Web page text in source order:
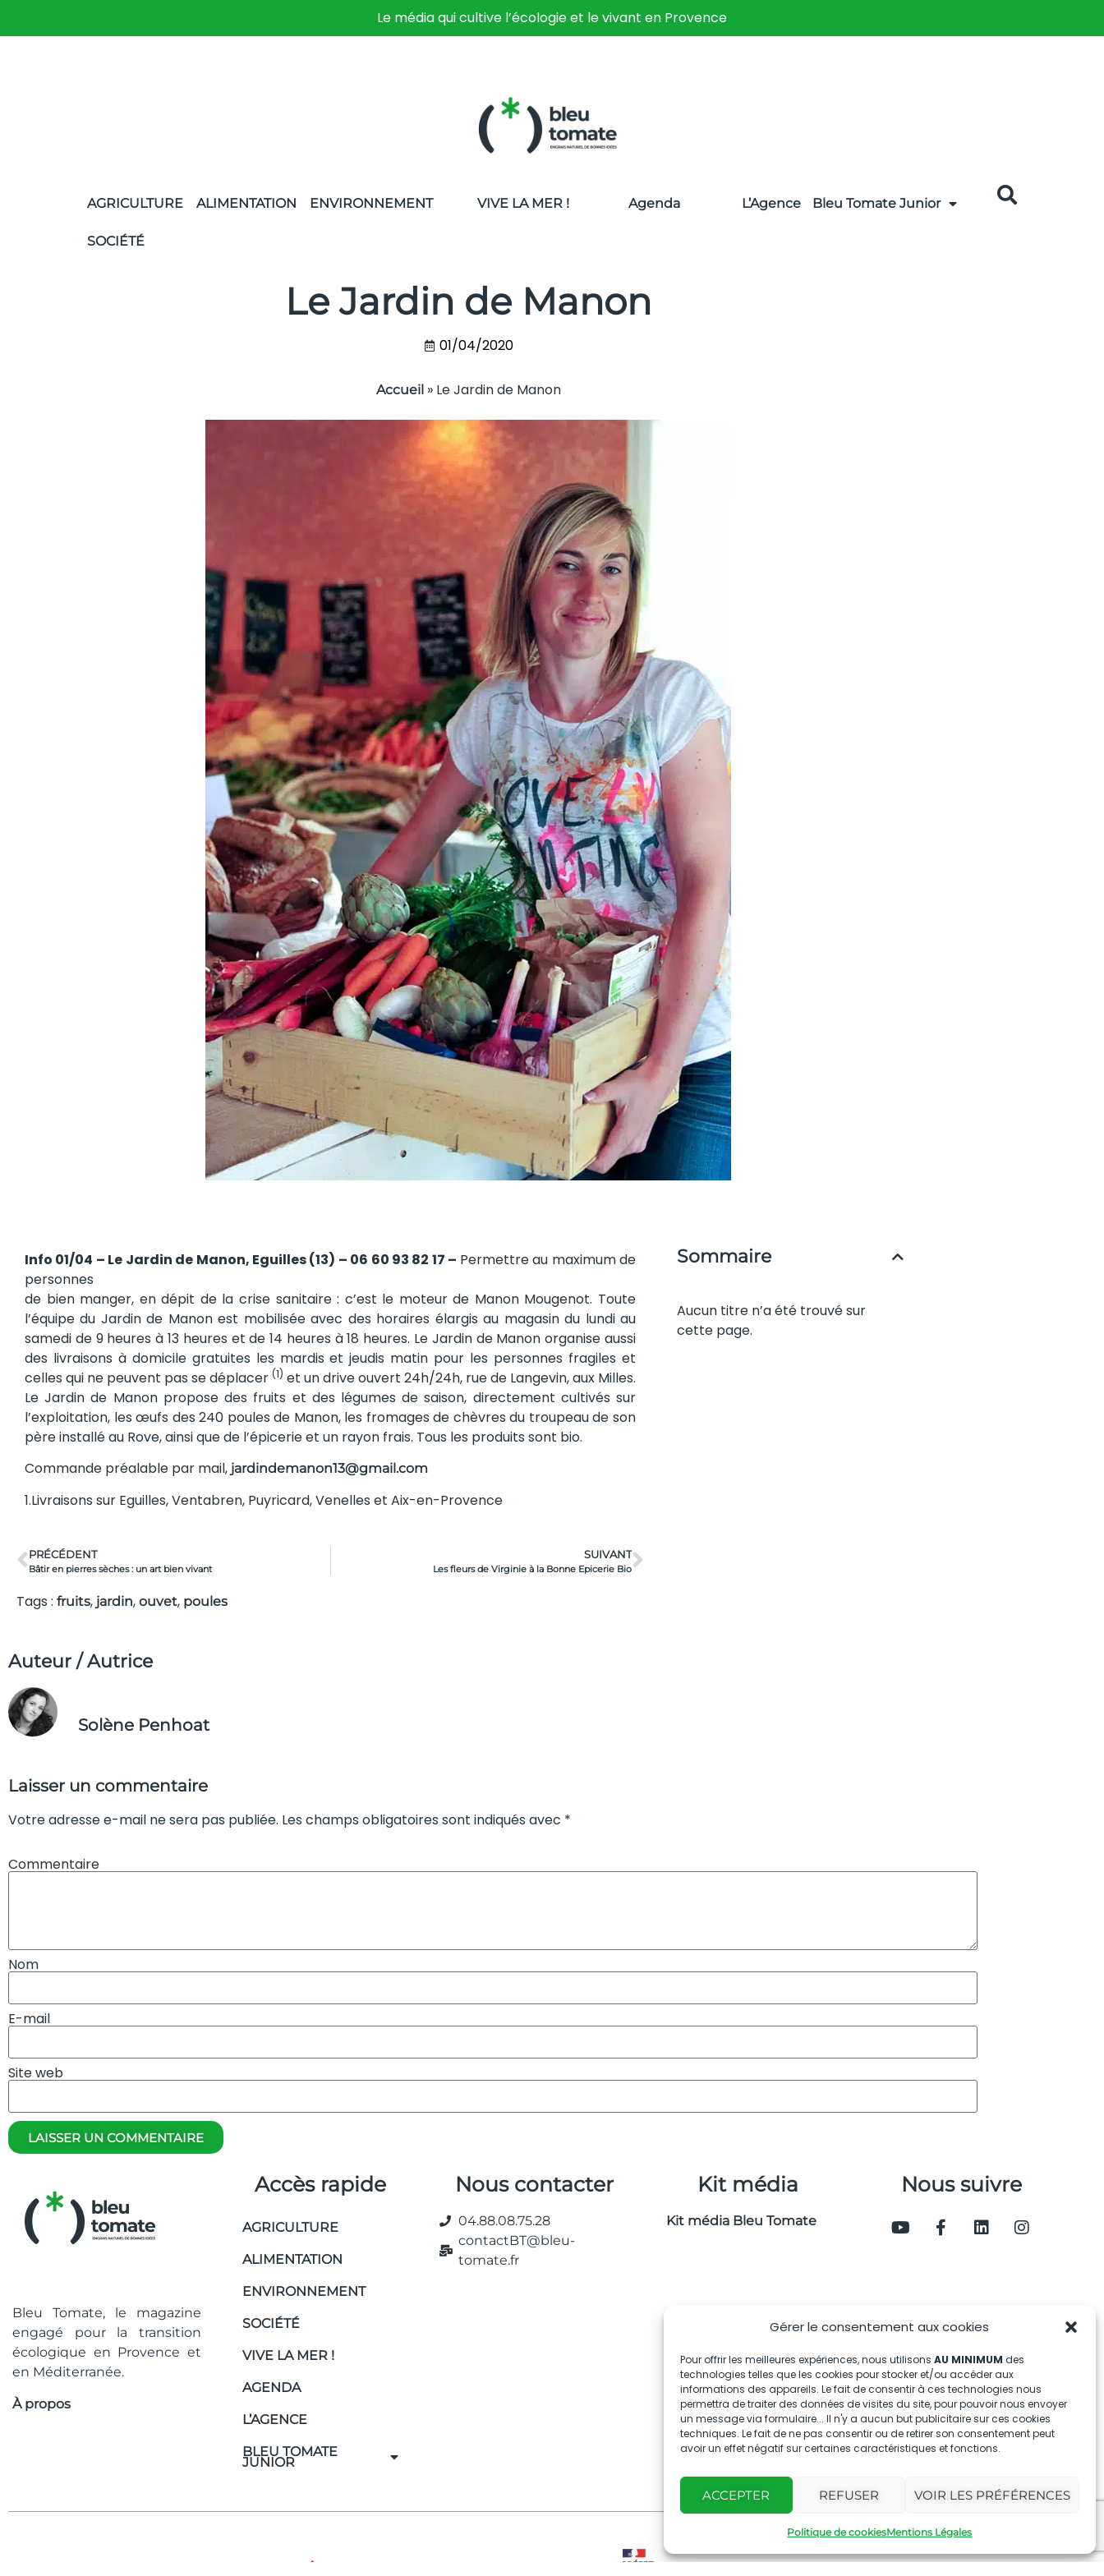
Gérer le consentement aux cookies
Pour offrir les meilleures expériences, nous utilisons AU MINIMUM des
technologies telles que les cookies pour stocker et/ou accéder aux
informations des appareils. Le fait de consentir à ces technologies nous
permettra de traiter des données de visites du site, pour pouvoir nous envoyer
un message via formulaire... Il n'y a aucun but publicitaire sur ces cookies
techniques. Le fait de ne pas consentir ou de retirer son consentement peut
avoir un effet négatif sur certaines caractéristiques et fonctions.
ACCEPTER REFUSER VOIR LES PRÉFÉRENCES
Politique de cookiesMentions Légales
Le média qui cultive l’écologie et le vivant en Provence
AGRICULTURE ALIMENTATION ENVIRONNEMENT
SOCIÉTÉ
VIVE LA MER ! Agenda L’Agence Bleu Tomate Junior
Le Jardin de Manon
01/04/2020
Accueil» Le Jardin de Manon
Info 01/04 – Le Jardin de Manon, Eguilles (13) – 06 60 93 82 17 – Permettre au maximum de
personnes
de bien manger, en dépit de la crise sanitaire : c’est le moteur de Manon Mougenot. Toute
l’équipe du Jardin de Manon est mobilisée avec des horaires élargis au magasin du lundi au
samedi de 9 heures à 13 heures et de 14 heures à 18 heures. Le Jardin de Manon organise aussi
des livraisons à domicile gratuites les mardis et jeudis matin pour les personnes fragiles et
celles qui ne peuvent pas se déplacer (1) et un drive ouvert 24h/24h, rue de Langevin, aux Milles.
Le Jardin de Manon propose des fruits et des légumes de saison, directement cultivés sur
l’exploitation, les œufs des 240 poules de Manon, les fromages de chèvres du troupeau de son
père installé au Rove, ainsi que de l’épicerie et un rayon frais. Tous les produits sont bio.
Commande préalable par mail, jardindemanon13@gmail.com
1.Livraisons sur Eguilles, Ventabren, Puyricard, Venelles et Aix-en-Provence
PRÉCÉDENT
Bâtir en pierres sèches : un art bien vivant
SUIVANT
Les fleurs de Virginie à la Bonne Epicerie Bio
Tags : fruits, jardin, ouvet, poules
Sommaire
Aucun titre n’a été trouvé sur
cette page.
Auteur / Autrice
Solène Penhoat
Laisser un commentaire
Votre adresse e-mail ne sera pas publiée. Les champs obligatoires sont indiqués avec *
Commentaire
Nom
E-mail
Site web
LAISSER UN COMMENTAIRE
Bleu Tomate, le magazine
engagé pour la transition
écologique en Provence et
en Méditerranée.
À propos
Accès rapide
AGRICULTURE
ALIMENTATION
ENVIRONNEMENT
SOCIÉTÉ
VIVE LA MER !
AGENDA
L’AGENCE
BLEU TOMATE
JUNIOR
Nous contacter
04.88.08.75.28
contactBT@bleu-
tomate.fr
Kit média
Kit média Bleu Tomate
Nous suivre